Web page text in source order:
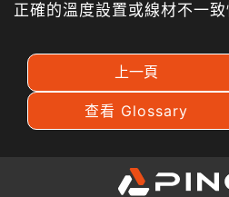
正確的溫度設置或線材不一致
上一頁
查看 Glossary